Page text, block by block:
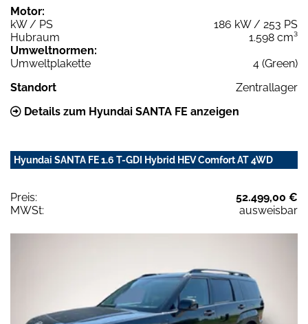
Motor:
kW / PS
186 kW / 253 PS
Hubraum
1.598 cm³
Umweltnormen:
Umweltplakette
4 (Green)
Standort
Zentrallager
Details zum Hyundai SANTA FE anzeigen
Hyundai SANTA FE 1.6 T-GDI Hybrid HEV Comfort AT 4WD
Preis:
52.499,00 €
MWSt:
ausweisbar